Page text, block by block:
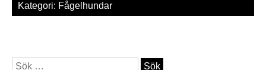
Kategori: Fågelhundar
Sök